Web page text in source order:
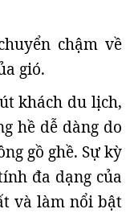
chậm về
gió.
khách du lịch,
hề dễ dàng do
gồ ghề. Sự kỳ
đa dạng của
và làm nổi bật